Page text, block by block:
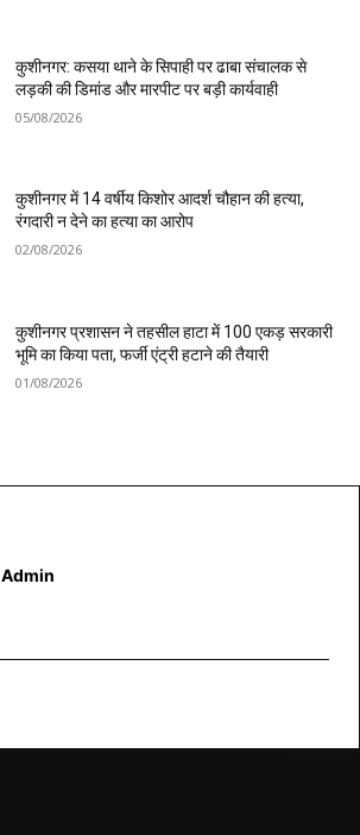
कुशीनगर: कसया थाने के सिपाही पर ढाबा संचालक से
लड़की की डिमांड और मारपीट पर बड़ी कार्यवाही
05/08/2026
कुशीनगर में 14 वर्षीय किशोर आदर्श चौहान की हत्या,
रंगदारी न देने का हत्या का आरोप
02/08/2026
कुशीनगर प्रशासन ने तहसील हाटा में 100 एकड़ सरकारी
भूमि का किया पता, फर्जी एंट्री हटाने की तैयारी
01/08/2026
Admin